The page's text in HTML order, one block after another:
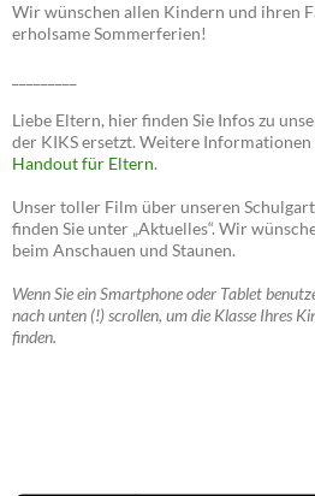
Wir wünschen allen Kindern und ihren
erholsame Sommerferien!
Liebe Eltern, hier finden Sie Infos zu
der KIKS ersetzt. Weitere Informationen
Handout für Eltern.
Unser toller Film über unseren
finden Sie unter „Aktuelles“. Wir
beim Anschauen und Staunen.
Wenn Sie ein Smartphone oder Tablet
nach unten (!) scrollen, um die Klasse Ihres
finden.